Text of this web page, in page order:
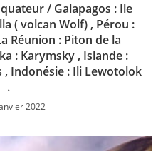
/ Galapagos : Ile
( volcan Wolf) , Pérou :
Réunion : Piton de la
: Karymsky , Islande :
, Indonésie : Ili Lewotolok
.
2022